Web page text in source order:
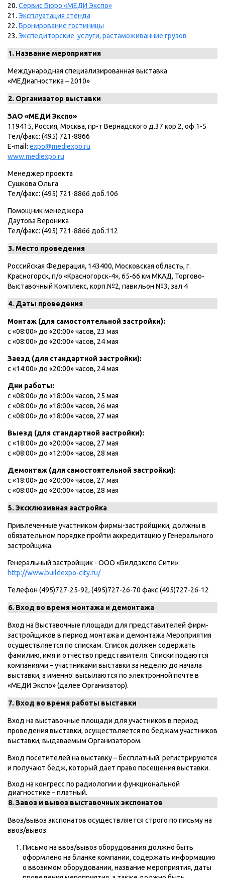
20. Сервис Бюро «МЕДИ Экспо»
21. Эксплуатация стенда
22. Бронирование гостиницы
23. Экспедиторские услуги, растаможиванние грузов
1. Название мероприятия
Международная специализированная выставка
«МЕДиагностика – 2010»
2. Организатор выставки
ЗАО «МЕДИ Экспо»
119415, Россия, Москва, пр-т Вернадского д.37 кор.2, оф.1-5
Тел/факс: (495) 721-8866
E-mail: expo@mediexpo.ru
www.mediexpo.ru
Менеджер проекта
Сушкова Ольга
Тел/факс: (495) 721-8866 доб.106
Помощник менеджера
Даутова Вероника
Тел/факс: (495) 721-8866 доб.112
3. Место проведения
Российская Федерация, 143400, Московская область, г.
Красногорск, п/о «Красногорск-4», 65-66 км МКАД, Торгово-
Выставочный Комплекс, корп.№2, павильон №3, зал 4
4. Даты проведения
Монтаж (для самостоятельной застройки):
с «08:00» до «20:00» часов, 23 мая
с «08:00» до «20:00» часов, 24 мая
Заезд (для стандартной застройки):
с «14:00» до «20:00» часов, 24 мая
Дни работы:
с «08:00» до «18:00» часов, 25 мая
с «08:00» до «18:00» часов, 26 мая
с «08:00» до «18:00» часов, 27 мая
Выезд (для стандартной застройки):
с «18:00» до «20:00» часов, 27 мая
с «08:00» до «12:00» часов, 28 мая
Демонтаж (для самостоятельной застройки):
с «18:00» до «20:00» часов, 27 мая
с «08:00» до «20:00» часов, 28 мая
5. Эксклюзивная застройка
Привлеченные участником фирмы-застройщики, должны в
обязательном порядке пройти аккредитацию у Генерального
застройщика.
Генеральный застройщик - ООО «Билдэкспо Сити»:
http://www.buildexpo-city.ru/
Телефон (495)727-25-92, (495)727-26-70 факс (495)727-26-12
6. Вход во время монтажа и демонтажа
Вход на Выставочные площади для представителей фирм-
застройщиков в период монтажа и демонтажа Мероприятия
осуществляется по спискам. Список должен содержать
фамилию, имя и отчество представителя. Списки подаются
компаниями – участниками выставки за неделю до начала
выставки, а именно: высылаются по электронной почте в
«МЕДИ Экспо» (далее Организатор).
7. Вход во время работы выставки
Вход на выставочные площади для участников в период
проведения выставки, осуществляется по беджам участников
выставки, выдаваемым Организатором.
Вход посетителей на выставку – бесплатный: регистрируются
и получают бедж, который дает право посещения выставки.
Вход на конгресс по радиологии и функциональной
диагностике – платный.
8. Завоз и вывоз выставочных экспонатов
Ввоз/вывоз экспонатов осуществляется строго по письму на
ввоз/вывоз.
Письмо на ввоз/вывоз оборудования должно быть
оформлено на бланке компании, содержать информацию
о ввозимом оборудовании, название мероприятия, даты